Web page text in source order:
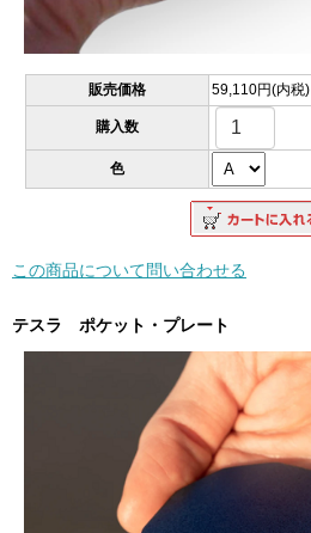
販売価格 59,110円(内税)
購入数
色
この商品について問い合わせる
テスラ ポケット・プレート